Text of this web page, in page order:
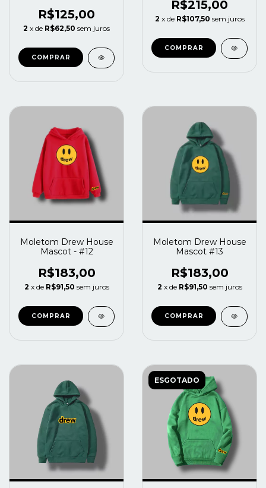
R$125,00
2 x de R$62,50 sem juros
COMPRAR
R$215,00
2 x de R$107,50 sem juros
COMPRAR
Moletom Drew House
Mascot - #12
R$183,00
2 x de R$91,50 sem juros
COMPRAR
Moletom Drew House
Mascot #13
R$183,00
2 x de R$91,50 sem juros
COMPRAR
ESGOTADO